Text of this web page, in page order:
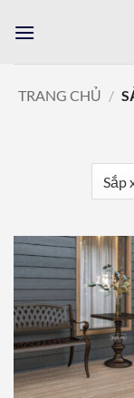
qua
TRANG CHỦ /